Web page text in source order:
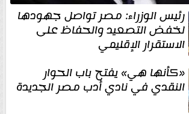
رئيس الوزراء: مصر تواصل جهودها
لخفض التصعيد والحفاظ على
الاستقرار الإقليمي
«كأنها هي» يفتح باب الحوار
النقدي في نادي أدب مصر الجديدة